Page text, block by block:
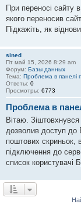
При переносі сайту
якого переносив
Підкажіть, як
sined
Пт май 15, 2026 8:29 am
Форум: Базы данных
Тема: Проблема в панелі
Ответы: 0
Просмотры: 6773
Проблема в
Вітаю.
дозволив доступ до
поштових скриньок,
підключення до
список користувачі